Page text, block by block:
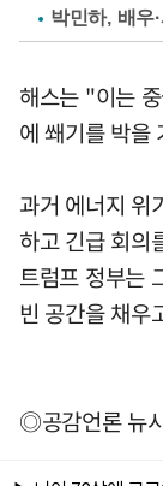
박민하, 배우
해스는 "이는
에 쐐기를 박을
과거 에너지 위
하고 긴급 회의
트럼프 정부는
빈 공간을 채우
◎공감언론 뉴